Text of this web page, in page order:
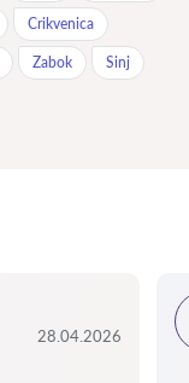
Crikvenica
Zabok Sinj
28.04.2026